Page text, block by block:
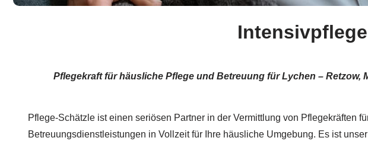
Pflegekraft für häusliche Pflege und Betreuung für Lychen –
Pflege-Schätzle ist einen seriösen Partner in der Vermittlung von Pflegekräften
Betreuungsdienstleistungen in Vollzeit für Ihre häusliche Umgebung. Es ist unser